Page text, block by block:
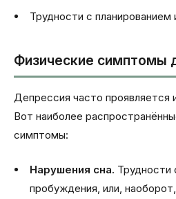
Трудности с планированием
Физические симптомы
Депрессия часто проявляется
Вот наиболее
симптомы:
Нарушения сна. Трудности
пробуждения, или,